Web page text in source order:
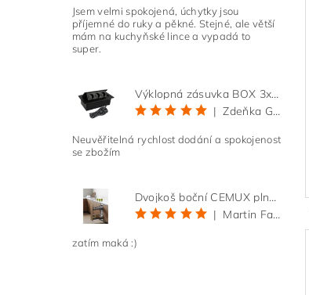
Jsem velmi spokojená, úchytky jsou
příjemné do ruky a pěkné. Stejné, ale větší
mám na kuchyňské lince a vypadá to
super.
Výklopná zásuvka BOX 3x 230V s 3m kabelem - černá
|
Zdeňka Gold
Neuvěřitelná rychlost dodání a spokojenost
se zbožím
Dvojkoš boční CEMUX plné dno 3D, s tlumením antracit 200 mm
|
Martin Faltus
zatím maká :)